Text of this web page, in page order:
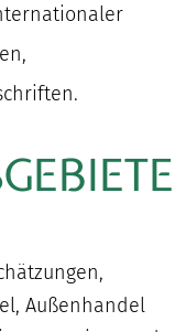
Außenhandel